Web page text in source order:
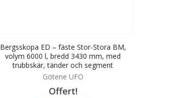
Bergsskopa ED – fäste Stor-Stora BM,
volym 6000 l, bredd 3430 mm, med
trubbskär, tänder och segment
Götene UFO
Offert!